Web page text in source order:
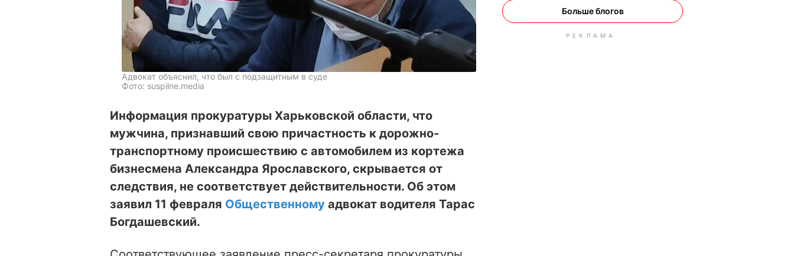
Адвокат объяснил, что был с подзащитным в суде
Фото: suspilne.media
Информация прокуратуры Харьковской области, что
мужчина, признавший свою причастность к дорожно-
транспортному происшествию с автомобилем из кортежа
бизнесмена Александра Ярославского, скрывается от
следствия, не соответствует действительности. Об этом
заявил 11 февраля Общественному адвокат водителя Тарас
Богдашевский.
Больше блогов
РЕКЛАМА